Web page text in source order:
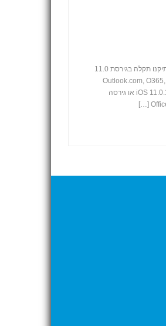
הגדרת דואר אלקטרוני באמצעות אפליקציית הדואר של ios: חשוב: אפל תיקנו תקלה בגירסת 11.0
שגרמה להודעת השגיאה "אין אפשרות לשלוח דואר" עבור חשבונות דואר Outlook.com, O365,
Exchange . אם אתה משתמש ב- iOS 11.0, עדכן את המכשיר שלך ל- iOS 11.0.1 או גירסה